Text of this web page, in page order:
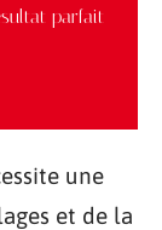
parfait
une
et de la